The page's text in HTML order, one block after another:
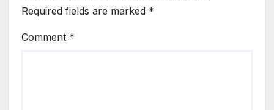
Required fields are marked *
Comment *